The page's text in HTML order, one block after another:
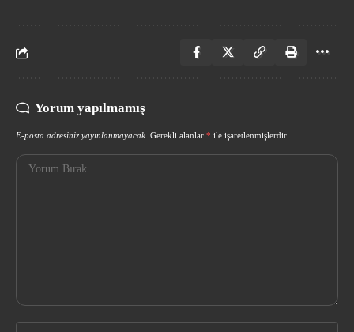
Yorum yapılmamış
E-posta adresiniz yayınlanmayacak. Gerekli alanlar * ile işaretlenmişlerdir